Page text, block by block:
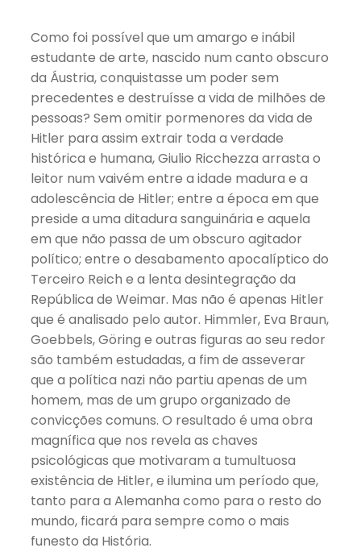
Como foi possível que um amargo e inábil
estudante de arte, nascido num canto obscuro
da Áustria, conquistasse um poder sem
precedentes e destruísse a vida de milhões de
pessoas? Sem omitir pormenores da vida de
Hitler para assim extrair toda a verdade
histórica e humana, Giulio Ricchezza arrasta o
leitor num vaivém entre a idade madura e a
adolescência de Hitler; entre a época em que
preside a uma ditadura sanguinária e aquela
em que não passa de um obscuro agitador
político; entre o desabamento apocalíptico do
Terceiro Reich e a lenta desintegração da
República de Weimar. Mas não é apenas Hitler
que é analisado pelo autor. Himmler, Eva Braun,
Goebbels, Göring e outras figuras ao seu redor
são também estudadas, a fim de asseverar
que a política nazi não partiu apenas de um
homem, mas de um grupo organizado de
convicções comuns. O resultado é uma obra
magnífica que nos revela as chaves
psicológicas que motivaram a tumultuosa
existência de Hitler, e ilumina um período que,
tanto para a Alemanha como para o resto do
mundo, ficará para sempre como o mais
funesto da História.